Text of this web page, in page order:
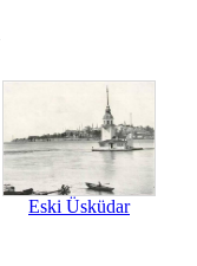
Eski Üsküdar